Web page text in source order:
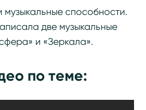
музыкальные способности.
две музыкальные
и «Зеркала».
по теме: